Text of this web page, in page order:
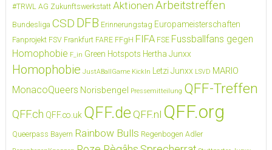
#TRWL AG Zukunftswerkstatt Aktionen Arbeitstreffen
Bundesliga CSD DFB Erinnerungstag Europameisterschaften
Fanprojekt FSV Frankfurt FARE FFgH FIFA FSE Fussballfans gegen
Homophobie F_in Green Hotspots Hertha Junxx
Homophobie JustABallGame KickIn Letzi Junxx LSVD MARIO
MonacoQueers Norisbengel Pressemitteilung QFF-Treffen
QFF.ch QFF.co.uk QFF.de QFF.nl QFF.org
Queerpass Bayern Rainbow Bulls Regenbogen Adler